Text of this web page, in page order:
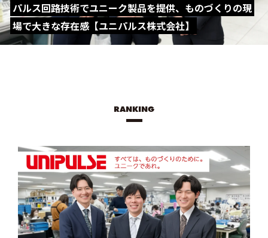
パルス回路技術でユニーク製品を提供、ものづくりの現
場で大きな存在感【ユニパルス株式会社】
RANKING